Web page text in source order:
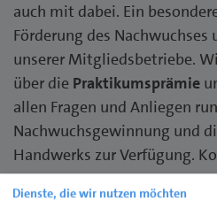
auch mit dabei. Ein
Förderung des
unserer Mitgliedsbetriebe.
über die Praktikumsprämie
allen Fragen und Anliegen
Nachwuchsgewinnung und
Handwerks zur Verfügung.
Sie wollen sich informieren
Dienste, die wir nutzen möchten